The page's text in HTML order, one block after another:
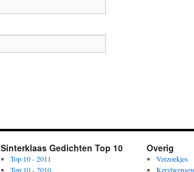
Sinterklaas Gedichten Top 10
Top 10 - 2011
Top 10 - 2010
Overig
Verzoekjes
Kerstwensen